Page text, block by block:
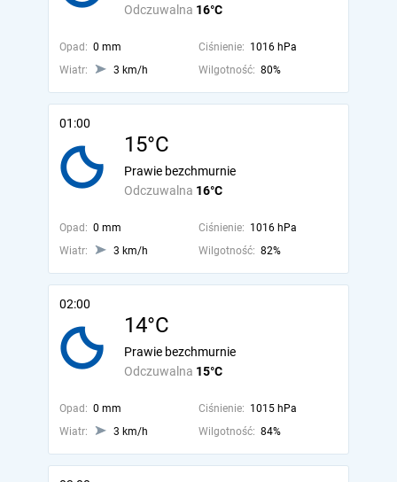
Odczuwalna 16°C
Opad: 0 mm Ciśnienie: 1016 hPa
Wiatr:
3 km/h Wilgotność: 80%
01:00
15°C
Odczuwalna 16°C
Prawie bezchmurnie
Opad: 0 mm Ciśnienie: 1016 hPa
Wiatr:
3 km/h Wilgotność: 82%
02:00
14°C
Odczuwalna 15°C
Prawie bezchmurnie
Opad: 0 mm Ciśnienie: 1015 hPa
Wiatr:
3 km/h Wilgotność: 84%